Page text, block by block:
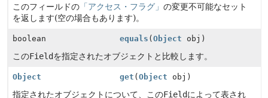
このフィールドの 「アクセス・フラグ」 の変更不可能なセット
を返します(空の場合もあります)。
boolean equals (Object obj)
このFieldを指定されたオブジェクトと比較します。
Object get (Object obj)
指定されたオブジェクトについて、このFieldによって表され